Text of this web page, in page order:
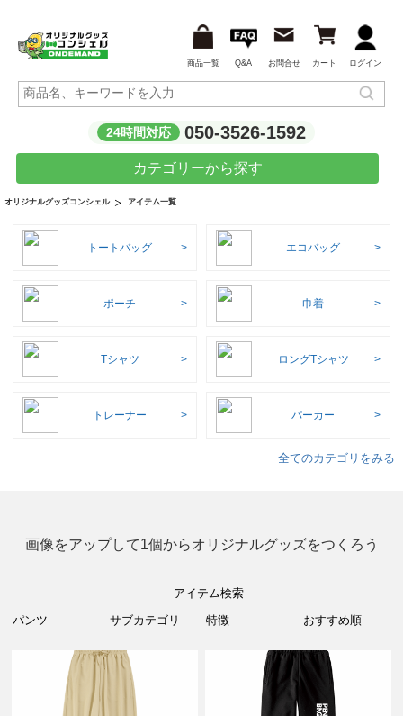
商品一覧 Q&A お問合せ カート ログイン
24時間対応 050-3526-1592
カテゴリーから探す
オリジナルグッズコンシェル アイテム一覧
トートバッグ エコバッグ
ポーチ 巾着
Tシャツ ロングTシャツ
トレーナー パーカー
全てのカテゴリをみる
画像をアップして1個からオリジナルグッズをつくろう
アイテム検索